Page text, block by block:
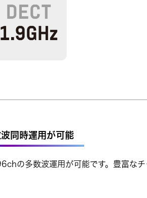
同時運用が可能
の多数波運用が可能です。豊富な